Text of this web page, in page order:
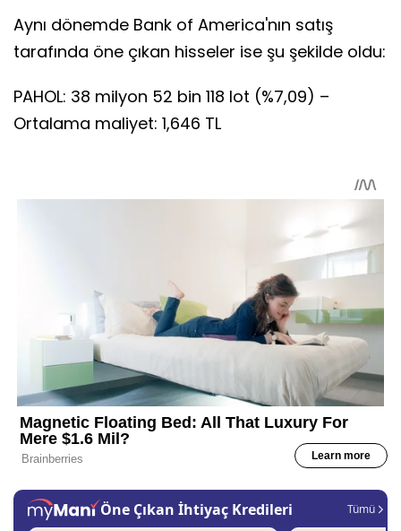
Aynı dönemde Bank of America'nın satış
tarafında öne çıkan hisseler ise şu şekilde oldu:
PAHOL: 38 milyon 52 bin 118 lot (%7,09) –
Ortalama maliyet: 1,646 TL